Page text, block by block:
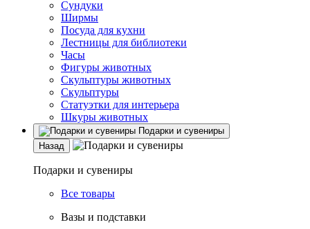
Сундуки
Ширмы
Посуда для кухни
Лестницы для библиотеки
Часы
Фигуры животных
Скульптуры животных
Скульптуры
Статуэтки для интерьера
Шкуры животных
Подарки и сувениры
Назад
Подарки и сувениры
Все товары
Вазы и подставки